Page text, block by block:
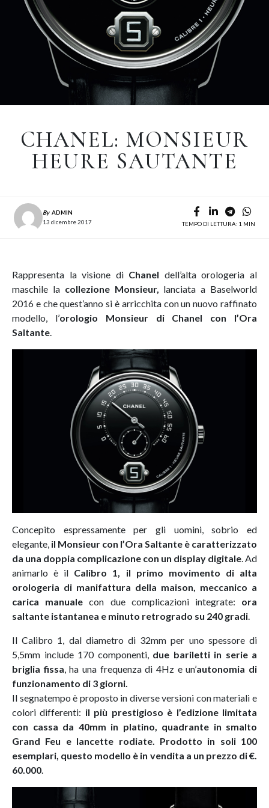
CHANEL: MONSIEUR
HEURE SAUTANTE
By ADMIN
13 dicembre 2017
TEMPO DI LETTURA: 1 MIN
Rappresenta la visione di Chanel dell’alta orologeria al
maschile la collezione Monsieur, lanciata a Baselworld
2016 e che quest’anno si è arricchita con un nuovo raffinato
modello, l’orologio Monsieur di Chanel con l’Ora
Saltante.
Concepito espressamente per gli uomini, sobrio ed
elegante, il Monsieur con l’Ora Saltante è caratterizzato
da una doppia complicazione con un display digitale. Ad
animarlo è il Calibro 1, il primo movimento di alta
orologeria di manifattura della maison, meccanico a
carica manuale con due complicazioni integrate: ora
saltante istantanea e minuto retrogrado su 240 gradi.
Il Calibro 1, dal diametro di 32mm per uno spessore di
5,5mm include 170 componenti, due bariletti in serie a
briglia fissa, ha una frequenza di 4Hz e un’autonomia di
funzionamento di 3 giorni.
Il segnatempo è proposto in diverse versioni con materiali e
colori differenti: il più prestigioso è l’edizione limitata
con cassa da 40mm in platino, quadrante in smalto
Grand Feu e lancette rodiate. Prodotto in soli 100
esemplari, questo modello è in vendita a un prezzo di €.
60.000.